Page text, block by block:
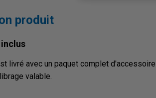
produit
livré avec un paquet complet
valable.